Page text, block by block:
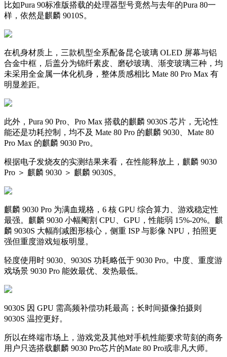
比如Pura 90标准版搭载的处理器型号竟然与去年的Pura 80一
样，依然是麒麟 9010S。
在机身材质上，三款机型全系配备昆仑玻璃 OLED 屏幕与铝
合金中框，后盖分为锦纤素皮、磨砂玻璃、渐变玻璃三种，均
未采用全金属一体化机身，整体质感相比 Mate 80 Pro Max 有
明显差距。
此外，Pura 90 Pro、Pro Max 搭载的麒麟 9030S 芯片，无论性
能还是功耗控制，均不及 Mate 80 Pro 的麒麟 9030、Mate 80
Pro Max 的麒麟 9030 Pro。
根据电子发烧友的实测结果来看，在性能释放上，麒麟 9030
Pro ＞ 麒麟 9030 ＞ 麒麟 9030S。
麒麟 9030 Pro 为满血规格，6 核 GPU 综合算力、游戏稳定性
最强。麒麟 9030 小幅阉割 CPU、GPU，性能弱 15%-20%。麒
麟 9030S 大幅削减图形核心，侧重 ISP 与影像 NPU，拍照更
强但重度游戏短板明显。
轻度使用时 9030、9030S 功耗略低于 9030 Pro。中度、重度游
戏场景 9030 Pro 能效最优、发热最低。
9030S 因 GPU 需高频补偿功耗最高；长时间摄像拍摄则
9030S 温控更好。
所以在终端市场上，游戏党及其他对手机性能要求苛刻的商务
用户只选搭载麒麟 9030 Pro芯片的Mate 80 Pro或非凡大师。